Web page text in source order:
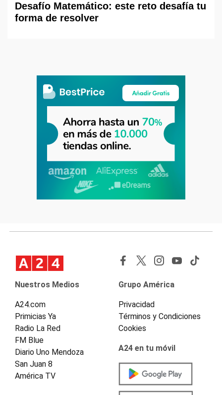
Desafío Matemático: este reto desafía tu
forma de resolver
Nuestros Medios
A24.com
Primicias Ya
Radio La Red
FM Blue
Diario Uno Mendoza
San Juan 8
América TV
Grupo América
Privacidad
Términos y Condiciones
Cookies
A24 en tu móvil